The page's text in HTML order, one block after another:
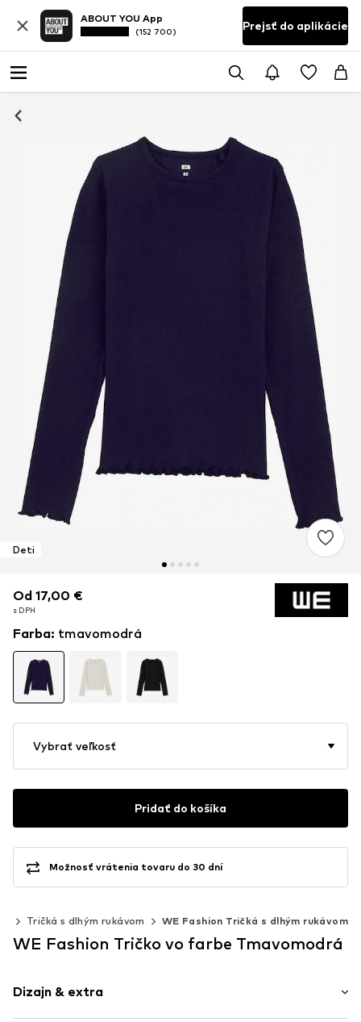
ABOUT YOU App
(152 700) Prejsť do aplikácie
Deti
Od 17,00 €
s DPH
Od 17,00 €
s DPH
Farba: tmavomodrá
Vybrať veľkosť
Pridať do košíka
Možnosť vrátenia tovaru do 30 dní
Tričká s dlhým rukávom WE Fashion Tričká s dlhým rukávom
WE Fashion Tričko vo farbe Tmavomodrá
Dizajn & extra